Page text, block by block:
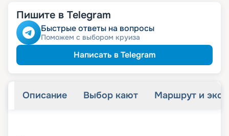
Пишите в Telegram
Быстрые ответы на вопросы
Поможем с выбором круиза
Написать в Telegram
Описание Выбор кают Маршрут и